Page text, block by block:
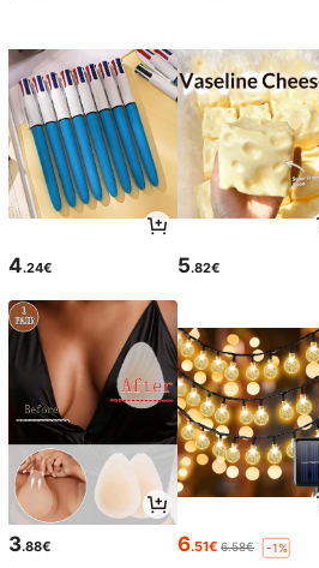
4.24€ 5.82€
3.88€ 6.51€ 6.58€ -1%